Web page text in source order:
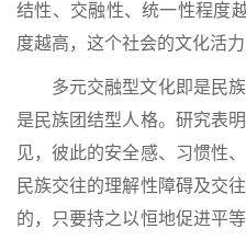
结性、交融性、统一性程度
度越高，这个社会的文化活
多元交融型文化即是民
是民族团结型人格。研究表
见，彼此的安全感、习惯性
民族交往的理解性障碍及交
的，只要持之以恒地促进平